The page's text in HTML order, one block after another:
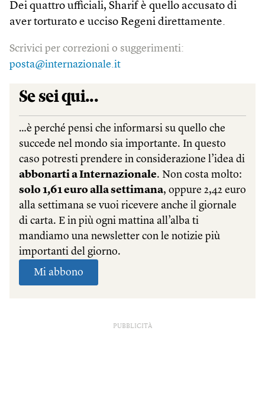
Dei quattro ufficiali, Sharif è quello accusato di
aver torturato e ucciso Regeni direttamente.
Scrivici per correzioni o suggerimenti:
posta@internazionale.it
PUBBLICITÀ